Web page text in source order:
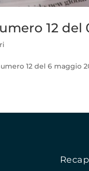
12 del
12 del 6 maggio